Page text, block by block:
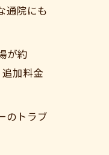
通院にも
が約
加料金
のトラブ